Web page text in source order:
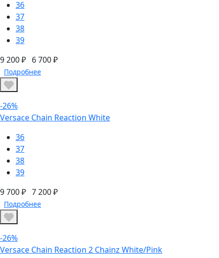
36
37
38
39
9 200 ₽ 6 700 ₽
Подробнее
-26%
Versace Chain Reaction White
36
37
38
39
9 700 ₽ 7 200 ₽
Подробнее
-26%
Versace Chain Reaction 2 Chainz White/Pink